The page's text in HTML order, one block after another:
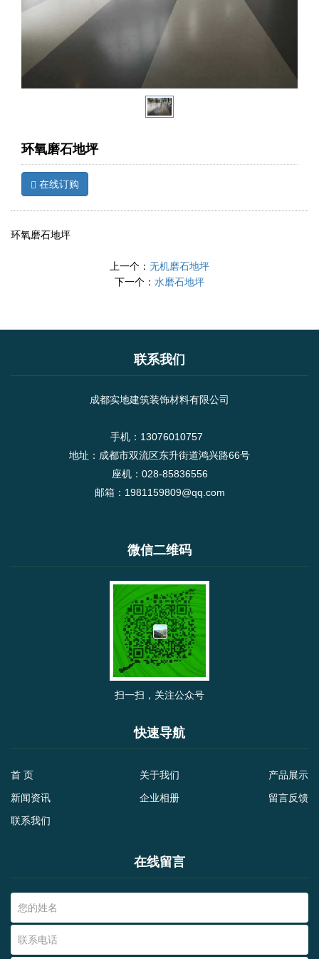
环氧磨石地坪
在线订购
环氧磨石地坪
上一个： 无机磨石地坪
下一个： 水磨石地坪
联系我们
成都实地建筑装饰材料有限公司
手机：13076010757
地址：成都市双流区东升街道鸿兴路66号
座机：028-85836556
邮箱：1981159809@qq.com
微信二维码
扫一扫，关注公众号
快速导航
首 页 关于我们
产品展示
新闻资讯
企业相册
留言反馈
联系我们
在线留言